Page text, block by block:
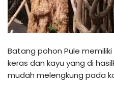
Batang pohon Pule
keras dan kayu yang di
mudah melengkung pada